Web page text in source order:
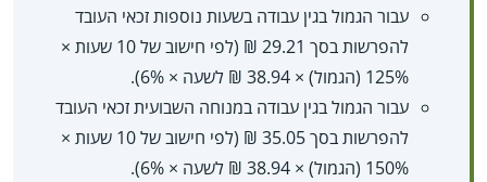
עבור הגמול בגין עבודה בשעות נוספות זכאי העובד
להפרשות בסך 29.21 ₪ (לפי חישוב של 10 שעות ×‏
125% (הגמול) ×‏ 38.94 ₪ לשעה ×‏ 6%).
עבור הגמול בגין עבודה במנוחה השבועית זכאי העובד
להפרשות בסך 35.05 ₪ (לפי חישוב של 10 שעות ×‏
150% (הגמול) ×‏ 38.94 ₪ לשעה ×‏ 6%).